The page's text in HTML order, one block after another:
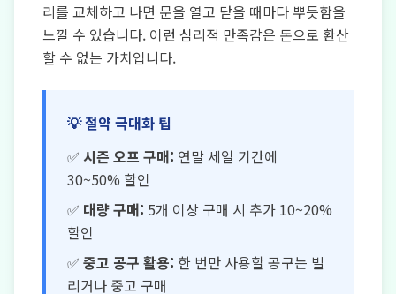
리를 교체하고 나면 문을 열고 닫을 때마다 뿌듯함을
느낄 수 있습니다. 이런 심리적 만족감은 돈으로 환산
할 수 없는 가치입니다.
💡 절약 극대화 팁
✅ 시즌 오프 구매: 연말 세일 기간에
30~50% 할인
✅ 대량 구매: 5개 이상 구매 시 추가 10~20%
할인
✅ 중고 공구 활용: 한 번만 사용할 공구는 빌
리거나 중고 구매